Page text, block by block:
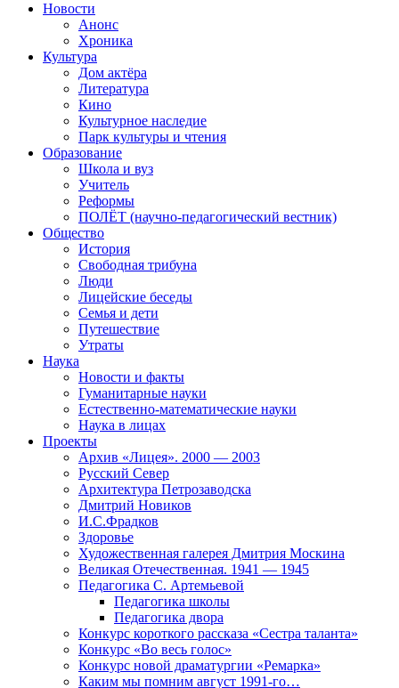
Новости
Анонс
Хроника
Культура
Дом актёра
Литература
Кино
Культурное наследие
Парк культуры и чтения
Образование
Школа и вуз
Учитель
Реформы
ПОЛЁТ (научно-педагогический вестник)
Общество
История
Свободная трибуна
Люди
Лицейские беседы
Семья и дети
Путешествие
Утраты
Наука
Новости и факты
Гуманитарные науки
Естественно-математические науки
Наука в лицах
Проекты
Архив «Лицея». 2000 — 2003
Русский Север
Архитектура Петрозаводска
Дмитрий Новиков
И.С.Фрадков
Здоровье
Художественная галерея Дмитрия Москина
Великая Отечественная. 1941 — 1945
Педагогика С. Артемьевой
Педагогика школы
Педагогика двора
Конкурс короткого рассказа «Сестра таланта»
Конкурс «Во весь голос»
Конкурс новой драматургии «Ремарка»
Каким мы помним август 1991-го…